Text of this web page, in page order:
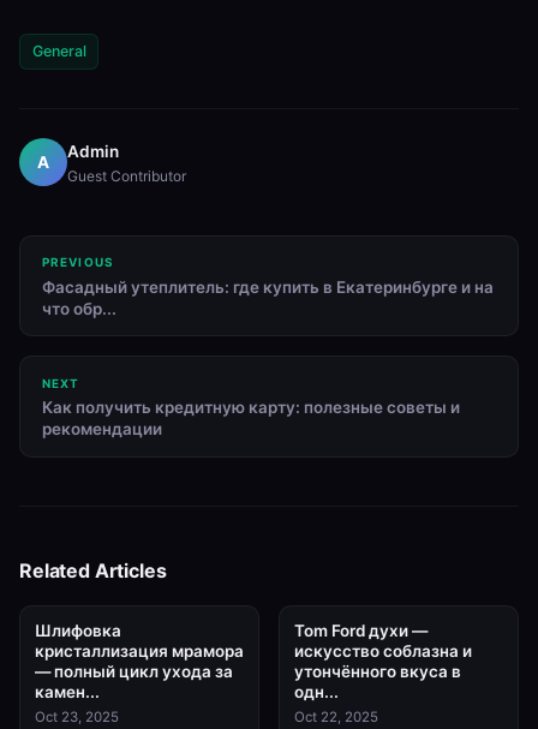
General
A
Admin
Guest Contributor
PREVIOUS
Фасадный утеплитель: где купить в Екатеринбурге и на
что обр...
NEXT
Как получить кредитную карту: полезные советы и
рекомендации
Related Articles
Шлифовка
кристаллизация мрамора
— полный цикл ухода за
камен...
Oct 23, 2025
Tom Ford духи —
искусство соблазна и
утончённого вкуса в
одн...
Oct 22, 2025